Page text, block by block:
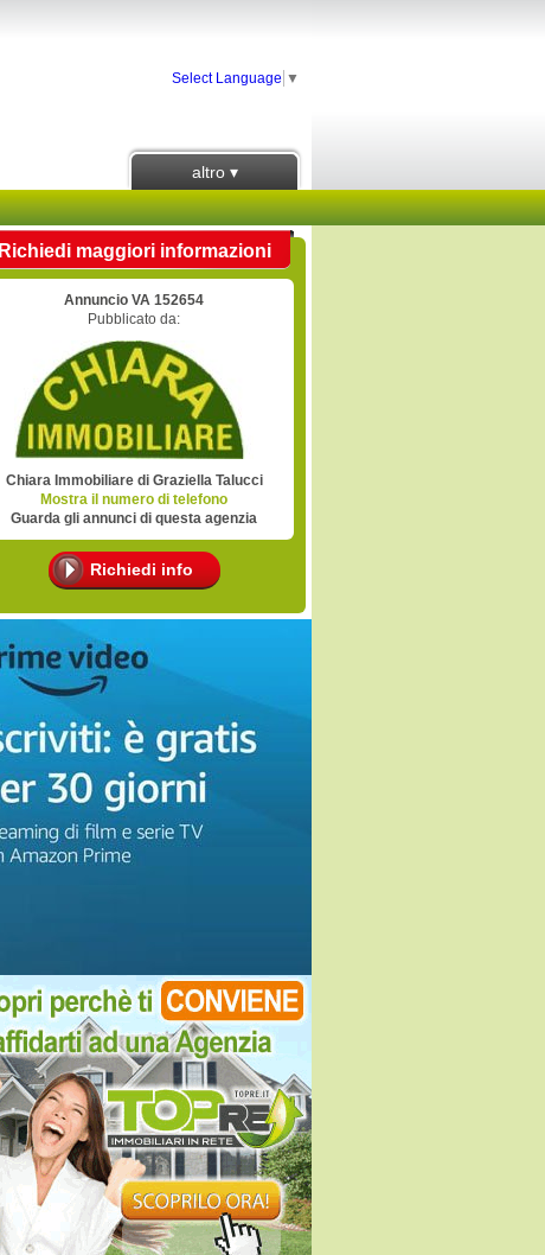
altro ▾
Select Language ▼
Richiedi maggiori informazioni
Annuncio VA 152654
Pubblicato da:
Chiara Immobiliare di Graziella Talucci
Mostra il numero di telefono
Guarda gli annunci di questa agenzia
Richiedi info